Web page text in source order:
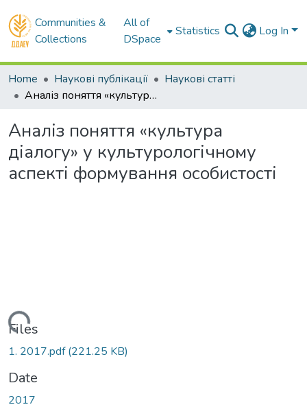
Communities &
Collections
All of
DSpace
Statistics Log In
Home Наукові публікації
Наукові статті
Аналіз поняття «культура діалогу» у культурологічному аспекті формування особистості
Аналіз поняття «культура
діалогу» у культурологічному
аспекті формування особистості
Files
1. 2017.pdf(221.25 KB)
Date
2017